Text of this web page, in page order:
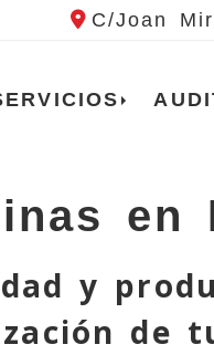
C/Joan
en
y
de